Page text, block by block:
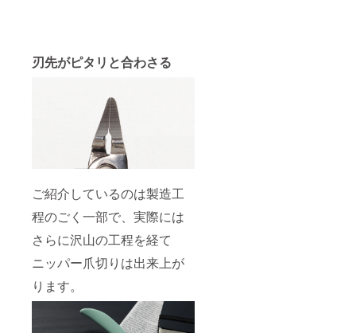
刃先がピタリと合わさる
ご紹介しているのは製造工
程のごく一部で、実際には
さらに沢山の工程を経て
ニッパー爪切りは出来上が
ります。